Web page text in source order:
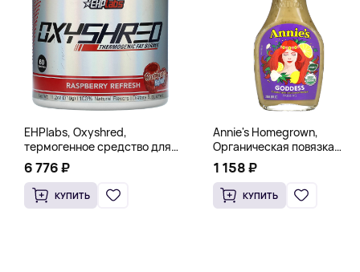
EHPlabs, Oxyshred,
термогенное средство для
сжигания жира, малиновое
освежение, 318 г (11,2 унции)
6 776 ₽
КУПИТЬ
Annie's Homegrown,
Органическая повязка
«Богиня», 236 мл (8 жидк.
унц.)
1 158 ₽
КУПИТЬ